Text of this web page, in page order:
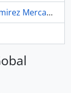
sobre Centroamérica.